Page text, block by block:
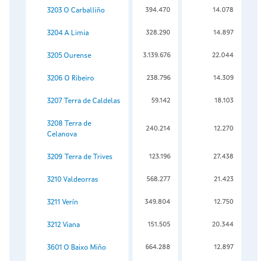
3203 O Carballiño 394.470 14.078
3204 A Limia 328.290 14.897
3205 Ourense 3.139.676 22.044
3206 O Ribeiro 238.796 14.309
3207 Terra de Caldelas 59.142 18.103
3208 Terra de
Celanova
240.214 12.270
3209 Terra de Trives 123.196 27.438
3210 Valdeorras 568.277 21.423
3211 Verín 349.804 12.750
3212 Viana 151.505 20.344
3601 O Baixo Miño 664.288 12.897